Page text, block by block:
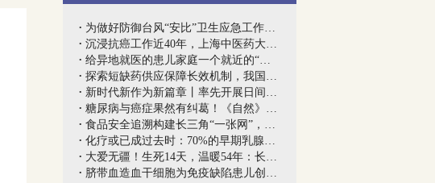
为做好防御台风“安比”卫生应急工作，上...
沉浸抗癌工作近40年，上海中医药大学何裕...
给异地就医的患儿家庭一个就近的“临时爱...
探索短缺药供应保障长效机制，我国首个“...
新时代新作为新篇章丨率先开展日间手术、...
糖尿病与癌症果然有纠葛！《自然》杂志刊...
食品安全追溯构建长三角“一张网”，上海...
化疗或已成过去时：70%的早期乳腺癌患者...
大爱无疆！生死14天，温暖54年：长海军医...
脐带血造血干细胞为免疫缺陷患儿创造“生...